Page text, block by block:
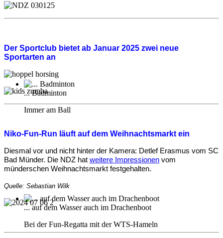
... Badminton
Immer am Ball
... auf dem Wasser auch im Drachenboot
Bei der Fun-Regatta mit der WTS-Hameln
Der Sportclub bietet ab Januar 2025 zwei neue
Sportarten an
Niko-Fun-Run läuft auf dem Weihnachtsmarkt ein
Diesmal vor und nicht hinter der Kamera: Detlef Erasmus vom SC
Bad Münder. Die NDZ hat weitere Impressionen vom
münderschen Weihnachtsmarkt festgehalten.
Quelle: Sebastian Wilk